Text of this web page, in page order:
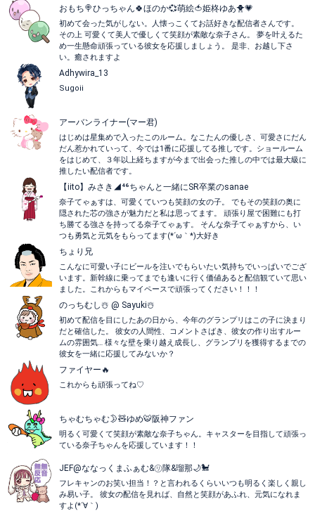
おもち🍭ひっちゃん🍀ほのか💞萌絵🍅姫柊ゆあ🐥💗
初めて会った気がしない。人懐っこくてお話好きな配信者さんです。
その上 可愛くて美人で優しくて笑顔が素敵な奈子さん。 夢を叶えるた
め一生懸命頑張っている彼女を応援しましょう。 是非、お越し下さ
い。癒されますよ
Adhywira_13
Sugoii
アーバンライナー(マー君)
はじめは星集めで入ったこのルーム。なこたんの優しさ、可愛さにだん
だん惹かれていって、今では1番に応援してる推しです。ショールーム
をはじめて、３年以上経ちますが今まで出会った推しの中では最大級に
推したい配信者です。
【iito】みさき◢⁴⁶ちゃんと一緒にSR卒業のsanae
奈子てゃぁすは、可愛くていつも笑顔の女の子。 でもその笑顔の奥に
隠された芯の強さが魅力だと私は思ってます。 頑張り屋で困難にも打
ち勝てる強さを持ってる奈子てゃぁす。 そんな奈子てゃぁすから、い
つも勇気と元気をもらってます(*´ω｀*)大好き
ちょり兄
こんなに可愛い子にビールを注いでもらいたい気持ちでいっぱいでござ
います。新幹線に乗ってまでも逢いに行く価値あると配信観ていて思い
ました。これからもマイペースで頑張ってください！！！
のっちむし☃️ @ Sayuki☃️
初めて配信を目にしたあの日から、今年のグランプリはこの子に決まり
だと確信した。 彼女の人間性、コメントさばき、彼女の作り出すルー
ムの雰囲気… 様々な壁を乗り越え成長し、グランプリを獲得するまでの
彼女を一緒に応援してみないか？
ファイヤー🔥
これからも頑張ってね♡
ちゃむちゃむ🌛🧸ゆめ🐯阪神ファン
明るく可愛くて笑顔が素敵な奈子ちゃん。キャスターを目指して頑張っ
ている奈子ちゃんを応援しています！！
JEF@ななっくまふぁむ&㋷隊&瑠那🌙🐩
フレキャンのお笑い担当！？と言われるくらいいつも明るく楽しく親し
み易い子。 彼女の配信を見れば、自然と笑顔があふれ、元気になれま
すよ(*´∀｀)